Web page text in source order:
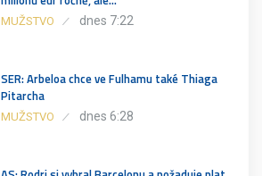
MUŽSTVO dnes 7:22
SER: Arbeloa chce ve Fulhamu také Thiaga
Pitarcha
MUŽSTVO dnes 6:28